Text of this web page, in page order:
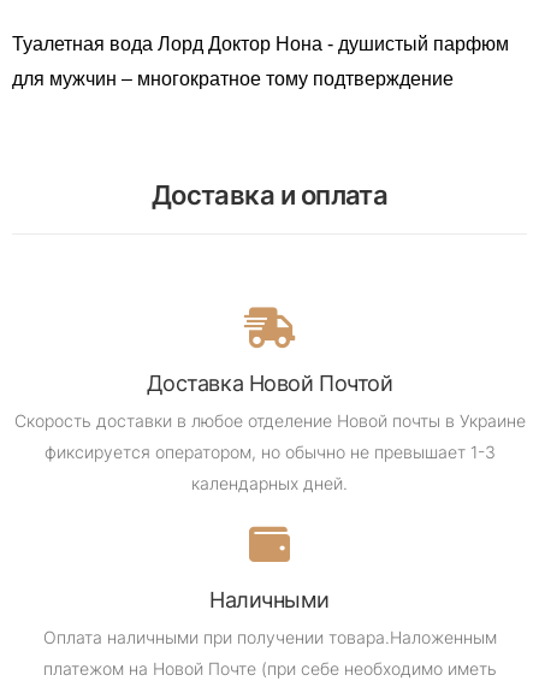
Туалетная вода Лорд Доктор Нона - душистый парфюм
для мужчин – многократное тому подтверждение
Доставка и оплата
Доставка Новой Почтой
Скорость доставки в любое отделение Новой почты в Украине
фиксируется оператором, но обычно не превышает 1-3
календарных дней.
Наличными
Оплата наличными при получении товара.Наложенным
платежом на Новой Почте (при себе необходимо иметь